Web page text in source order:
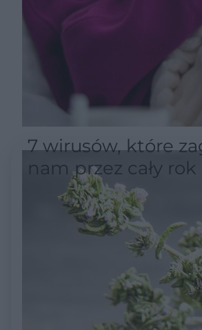
7 wirusów, które
nam przez cały rok